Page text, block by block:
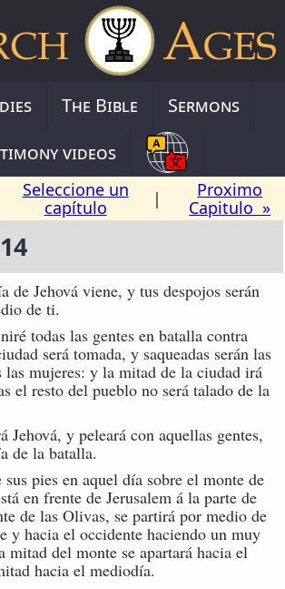
The Bible
Sermons
videos
Seleccione un
capítulo
|
Proximo
Capitulo »
de Jehová viene, y tus despojos serán
de ti.
todas las gentes en batalla contra
será tomada, y saqueadas serán las
las mujeres: y la mitad de la ciudad irá
el resto del pueblo no será talado de la
Jehová, y peleará con aquellas gentes,
de la batalla.
pies en aquel día sobre el monte de
en frente de Jerusalem á la parte de
de las Olivas, se partirá por medio de
y hacia el occidente haciendo un muy
mitad del monte se apartará hacia el
hacia el mediodía.